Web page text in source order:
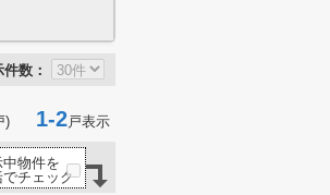
数：
) 1-2戸表示
中物件を
でチェック